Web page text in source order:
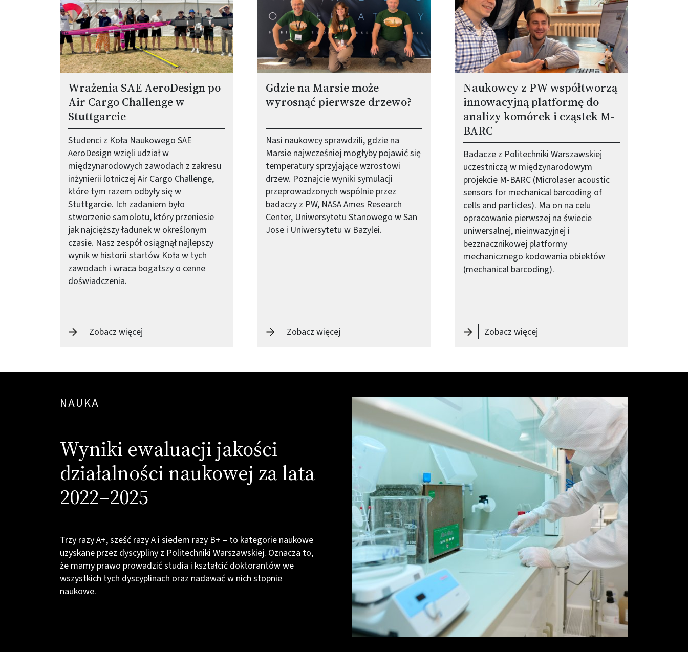
Wrażenia SAE AeroDesign po
Air Cargo Challenge w
Stuttgarcie
Studenci z Koła Naukowego SAE
AeroDesign wzięli udział w
międzynarodowych zawodach z zakresu
inżynierii lotniczej Air Cargo Challenge,
które tym razem odbyły się w
Stuttgarcie. Ich zadaniem było
stworzenie samolotu, który przeniesie
jak najcięższy ładunek w określonym
czasie. Nasz zespół osiągnął najlepszy
wynik w historii startów Koła w tych
zawodach i wraca bogatszy o cenne
doświadczenia.
Zobacz więcej- Wrażenia SAE AeroDesign po Air Cargo Challenge w Stuttgarcie
Gdzie na Marsie może
wyrosnąć pierwsze drzewo?
Nasi naukowcy sprawdzili, gdzie na
Marsie najwcześniej mogłyby pojawić się
temperatury sprzyjające wzrostowi
drzew. Poznajcie wyniki symulacji
przeprowadzonych wspólnie przez
badaczy z PW, NASA Ames Research
Center, Uniwersytetu Stanowego w San
Jose i Uniwersytetu w Bazylei.
Zobacz więcej- Gdzie na Marsie może wyrosnąć pierwsze drzewo?
Naukowcy z PW współtworzą
innowacyjną platformę do
analizy komórek i cząstek M-
BARC
Badacze z Politechniki Warszawskiej
uczestniczą w międzynarodowym
projekcie M-BARC (Microlaser acoustic
sensors for mechanical barcoding of
cells and particles). Ma on na celu
opracowanie pierwszej na świecie
uniwersalnej, nieinwazyjnej i
bezznacznikowej platformy
mechanicznego kodowania obiektów
(mechanical barcoding).
Zobacz więcej-
NAUKA
Wyniki ewaluacji jakości
działalności naukowej za lata
2022–2025
Trzy razy A+, sześć razy A i siedem razy B+ – to kategorie naukowe
uzyskane przez dyscypliny z Politechniki Warszawskiej. Oznacza to,
że mamy prawo prowadzić studia i kształcić doktorantów we
wszystkich tych dyscyplinach oraz nadawać w nich stopnie
naukowe.